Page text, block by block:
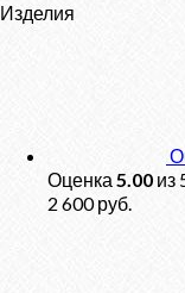
Изделия
Оценка 5.00 из
2 600руб.